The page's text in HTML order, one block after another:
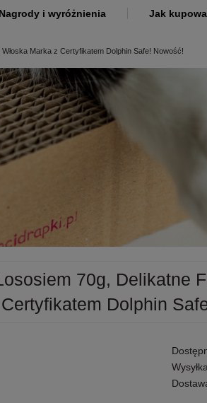
Nagrody i wyróżnienia Jak
Marka z Certyfikatem Dolphin Safe! Nowość!
70g, Delikatne
Dolphin